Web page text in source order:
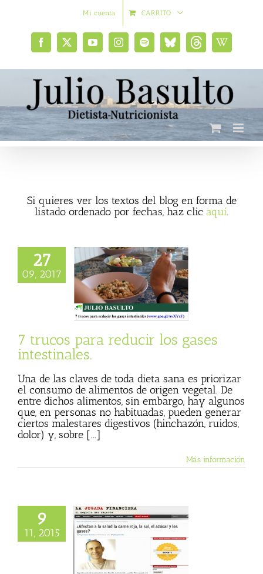
Mi cuenta CARRITO
Facebook
X YouTubeInstagramSpotifyBluesky
social
ThreadsWikipedia
Si quieres ver los textos del blog en forma de
listado ordenado por fechas, haz clic aquí.
27
09, 2017
para reducir los
intestinales.
7 trucos para reducir los gases
intestinales.
Una de las claves de toda dieta sana es priorizar
el consumo de alimentos de origen vegetal. De
entre dichos alimentos, sin embargo, hay algunos
que, en personas no habituadas, pueden generar
ciertos malestares digestivos (hinchazón, ruidos,
dolor) y, sobre [...]
Más información
9
11, 2015
de la entrevista
ha hecho Jorge
para La